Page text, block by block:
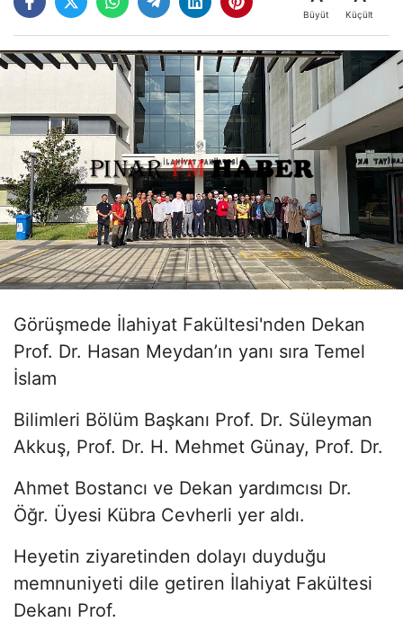
Büyüt Küçült
Görüşmede İlahiyat Fakültesi'nden Dekan
Prof. Dr. Hasan Meydan’ın yanı sıra Temel
İslam
Bilimleri Bölüm Başkanı Prof. Dr. Süleyman
Akkuş, Prof. Dr. H. Mehmet Günay, Prof. Dr.
Ahmet Bostancı ve Dekan yardımcısı Dr.
Öğr. Üyesi Kübra Cevherli yer aldı.
Heyetin ziyaretinden dolayı duyduğu
memnuniyeti dile getiren İlahiyat Fakültesi
Dekanı Prof.